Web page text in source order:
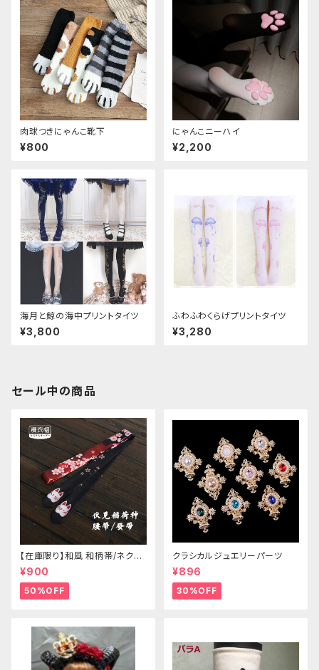
肉球つきにゃんこ靴下
¥800
にゃんこニーハイ
¥2,200
海月と鯨の海中プリントタイツ
¥3,800
ふわふわくらげプリントタイツ
¥3,280
セール中の商品
【在庫限り】和風 和柄帯/ネクタ
イ/リボン（狐面/金魚
¥900
50%OFF
クラシカルジュエリーパーツ
¥896
30%OFF